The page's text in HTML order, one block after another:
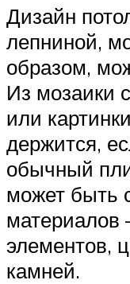
Дизайн
лепниной,
образом,
Из мозаики
или
держится,
обычный
может быть
материалов
элементов,
камней.